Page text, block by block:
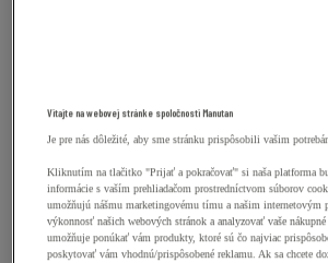
Vitajte na webovej stránke spoločnosti Manutan
Je pre nás dôležité, aby sme stránku prispôsobili vašim
Kliknutím na tlačitko "Prijať a pokračovať" si naša platforma
informácie s vaším prehliadačom prostredníctvom súborov
umožňujú nášmu marketingovému tímu a našim internetovým
výkonnosť našich webových stránok a analyzovať vaše nákupné
umožňuje ponúkať vám produkty, ktoré sú čo najviac
poskytovať vám vhodnú/prispôsobené reklamu. Ak sa chcete